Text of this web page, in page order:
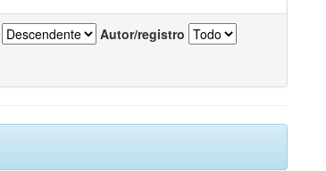
Autor/registro